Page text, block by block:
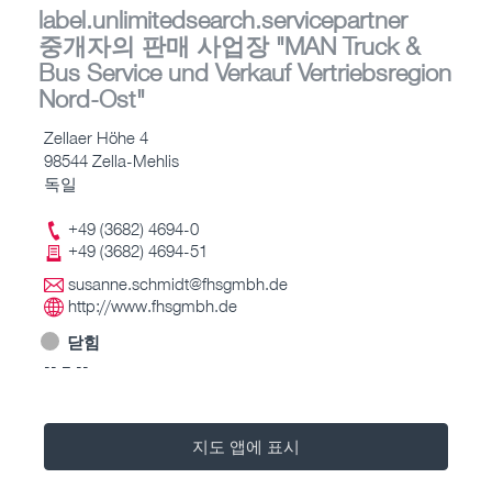
label.unlimitedsearch.servicepartner
중개자의 판매 사업장"MAN Truck &
Bus Service und Verkauf Vertriebsregion
Nord-Ost"
Zellaer Höhe 4
98544 Zella-Mehlis
독일
+49 (3682) 4694-0
+49 (3682) 4694-51
susanne.schmidt@fhsgmbh.de
http://www.fhsgmbh.de
닫힘
-- – --
지도 앱에 표시